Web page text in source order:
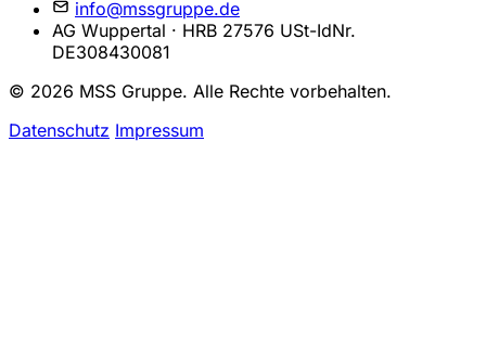
info@mssgruppe.de
AG Wuppertal · HRB 27576 USt-IdNr.
DE308430081
© 2026 MSS Gruppe. Alle Rechte vorbehalten.
Datenschutz Impressum